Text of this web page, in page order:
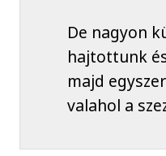
De nagyon
hajtottunk
majd
valahol a